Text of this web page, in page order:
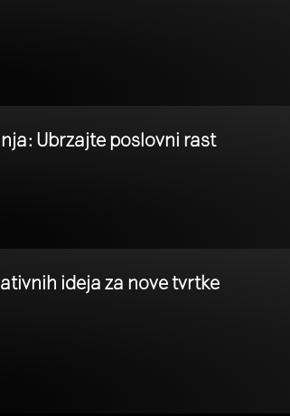
Ubrzajte poslovni rast
ideja za nove tvrtke